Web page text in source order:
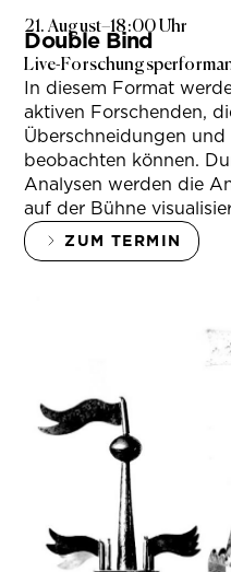
21. August–18:00 Uhr
Double Bind
Live-
In diesem Format
aktiven Forschenden,
Überschneidungen
beobachten können.
Analysen werden die
auf der Bühne
ZUM TERMIN